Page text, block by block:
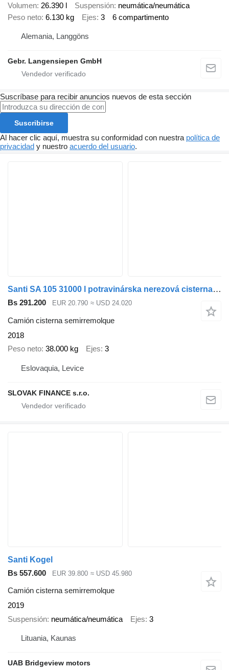
Volumen 26.390 l Suspensión neumática/neumática
Peso neto 6.130 kg Ejes 3 6 compartimento
Alemania, Langgöns
Gebr. Langensiepen GmbH
Suscríbase para recibir anuncios nuevos de esta sección
Suscribirse
Al hacer clic aquí, muestra su conformidad con nuestra política de
privacidad y nuestro acuerdo del usuario.
Santi SA 105 31000 l potravinárska nerezová cisterna izoterma VIN 964
Bs 291.200 EUR 20.790 ≈ USD 24.020
Camión cisterna semirremolque
2018
Peso neto 38.000 kg Ejes 3
Eslovaquia, Levice
SLOVAK FINANCE s.r.o.
Santi Kogel
Bs 557.600
EUR 39.800 ≈ USD 45.980
Camión cisterna semirremolque
2019
Suspensión neumática/neumática Ejes 3
Lituania, Kaunas
UAB Bridgeview motors